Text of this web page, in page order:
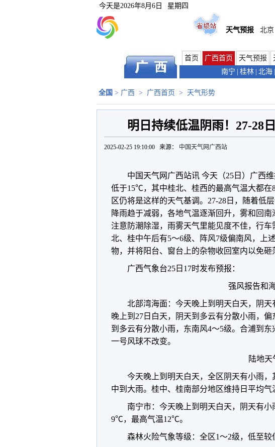
今天是2026年8月6日 星期四
天气预报
北京
首页 广西首页 天气预报
南宁
桂林 北海
全国 > 广西 > 广西首页 > 天气形势
明日持续低温阴雨！27-28
2025-02-25 19:10:00 来源： 中国天气网广西站
中国天气网广西站讯 今天（25日）广西
低于15℃，其中桂北、桂西的最高气温大都在
区仍将是这样的天气基调。27-28日，随着低
降雨趋于减弱，各地气温逐渐回升，雾和回
注意防潮除湿，雨雾天气里能见度不佳，行车
北、桂中午后有5～6级、阵风7级偏南风，上
物，并将阳台、窗台上的杂物收回室内以免砸
广西气象台25日17时发布预报：
强风报告和
北部湾海面：今天晚上到明天白天，阴天
晚上到27日白天，阴天到多云有分散小雨，
到多云有分散小雨，东南风4～5级。合浦到
一号风球不改变。
陆地天
今天晚上到明天白天，全区阴天有小雨
中到大雨。桂中、桂南部分地区维持日平均气
南宁市：今天晚上到明天白天，阴天有
9℃，最高气温12℃。
森林火险气象等级：全区1～2级，低至较